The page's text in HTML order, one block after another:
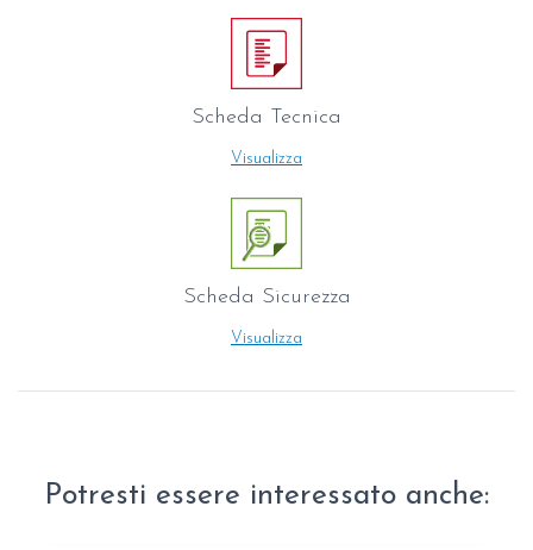
Scheda Tecnica
Visualizza
Scheda Sicurezza
Visualizza
Potresti essere interessato anche: